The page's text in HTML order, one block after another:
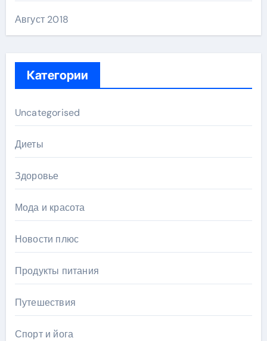
Август 2018
Категории
Uncategorised
Диеты
Здоровье
Мода и красота
Новости плюс
Продукты питания
Путешествия
Спорт и йога